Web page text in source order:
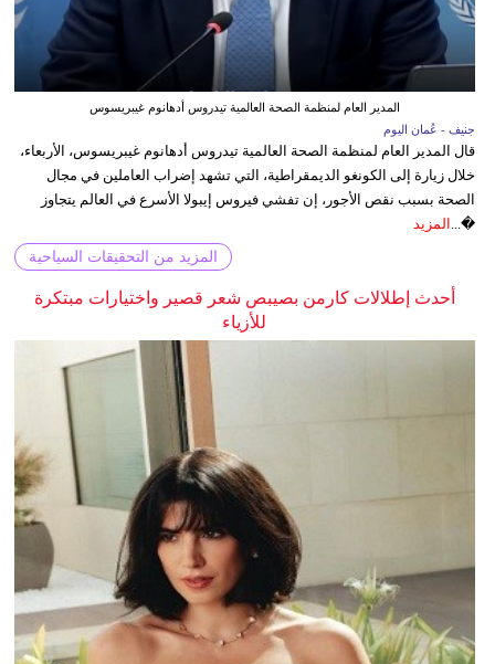
المدير العام لمنظمة الصحة العالمية تيدروس أدهانوم غيبريسوس
جنيف - عُمان اليوم
قال المدير العام لمنظمة الصحة العالمية تيدروس أدهانوم غيبريسوس، الأربعاء،
خلال زيارة إلى الكونغو الديمقراطية، التي تشهد إضراب العاملين في مجال
الصحة بسبب نقص الأجور، إن تفشي فيروس إيبولا الأسرع في العالم يتجاوز
�...
المزيد
المزيد من التحقيقات السياحية
أحدث إطلالات كارمن بصيبص شعر قصير واختيارات مبتكرة
للأزياء